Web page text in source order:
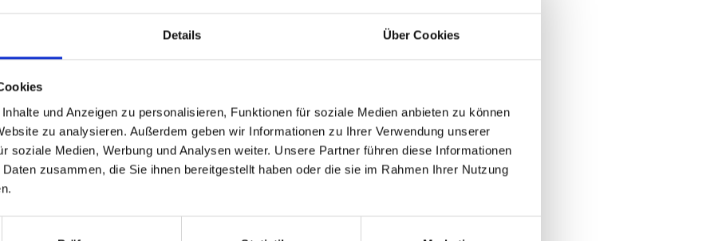
Details Über Cookies
und Anzeigen zu personalisieren, Funktionen für soziale Medien anbieten zu können
zu analysieren. Außerdem geben wir Informationen zu Ihrer Verwendung unserer
soziale Medien, Werbung und Analysen weiter. Unsere Partner führen diese Informationen
zusammen, die Sie ihnen bereitgestellt haben oder die sie im Rahmen Ihrer Nutzung
P.P. AB Kategorie 2
Abfahrt: Fr.. 4 September 2026
Rückkehr: Mo.. 7 September 2026
3 Nächte